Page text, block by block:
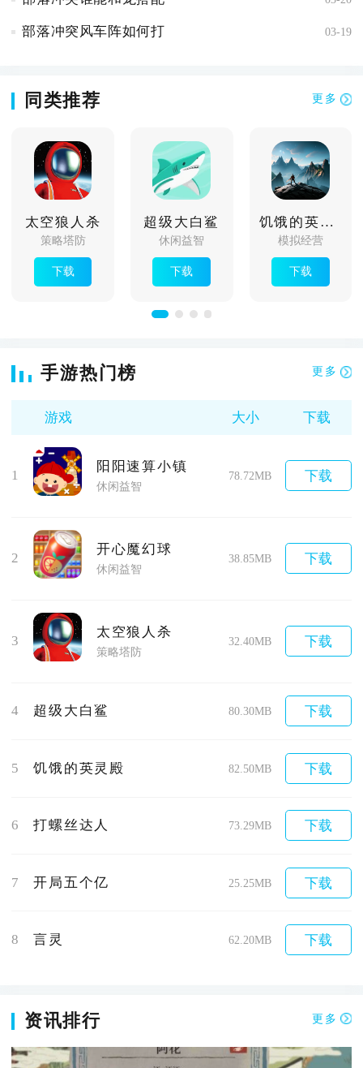
部落冲突风车阵如何打 03-19
同类推荐 更多
太空狼人杀
策略塔防
下载
超级大白鲨
休闲益智
下载
饥饿的英灵殿
模拟经营
下载
手游热门榜 更多
游戏 大小 下载
1
阳阳速算小镇
休闲益智
78.72MB 下载
2
开心魔幻球
休闲益智
38.85MB 下载
3
太空狼人杀
策略塔防
32.40MB 下载
4 超级大白鲨 80.30MB 下载
5 饥饿的英灵殿 82.50MB 下载
6 打螺丝达人 73.29MB 下载
7 开局五个亿 25.25MB 下载
8 言灵 62.20MB 下载
资讯排行 更多